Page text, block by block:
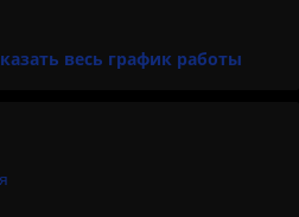
весь график работы